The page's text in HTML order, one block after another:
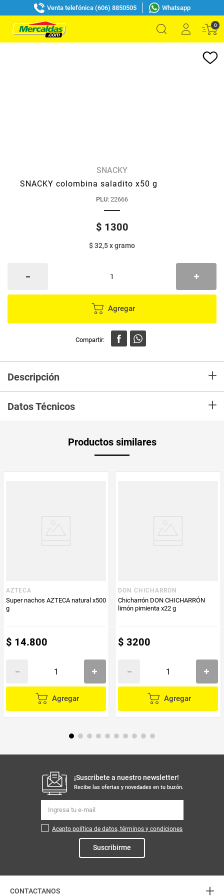
Venta telefónica (606) 8850505 Whatsapp
0
SNACKY
SNACKY colombina saladito x50 g
PLU: 22666
$ 1300
$ 32,5xgramo
Agregar
Descripción +
calmar tu antojo de Snack en cualquier momento del dia.
Datos Técnicos +
Producto (kg)
Productos similares
AZTECA
Super nachos AZTECA natural x500
g
$ 14.800
Agregar
DON CHICHARRON
Chicharrón DON CHICHARRÓN
limón pimienta x22 g
$ 3200
Agregar
¡Suscribete a nuestro newsletter!
Recibe las ofertas y novedades en tu buzón.
Acepto política de datos, términos y condiciones
Suscribirme
CONTACTANOS +